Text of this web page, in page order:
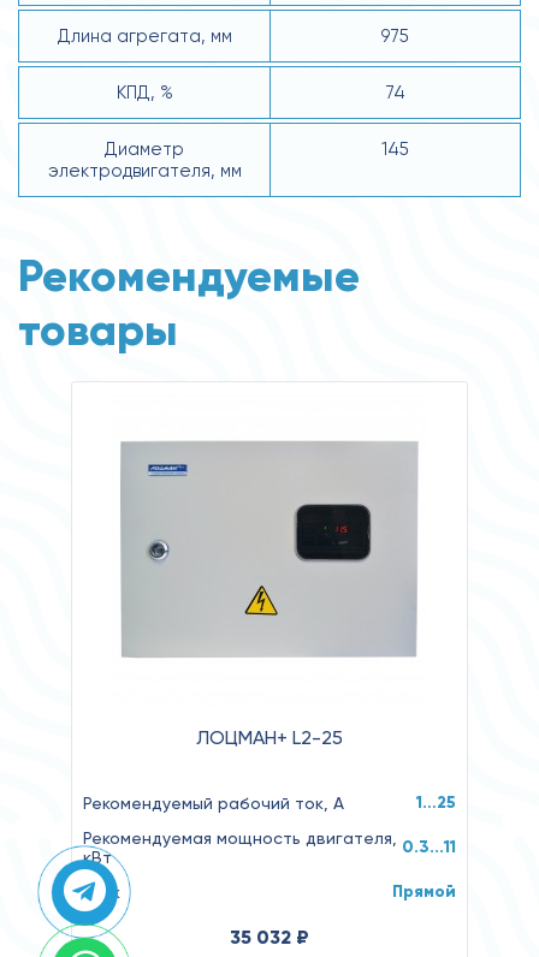
Длина агрегата, мм 975
КПД, % 74
Диаметр
электродвигателя, мм
145
Рекомендуемые
товары
ЛОЦМАН+ L2-25
Рекомендуемый рабочий ток, А 1…25
Рекомендуемая мощность двигателя,
кВт
0.3...11
Пуск Прямой
35 032 ₽